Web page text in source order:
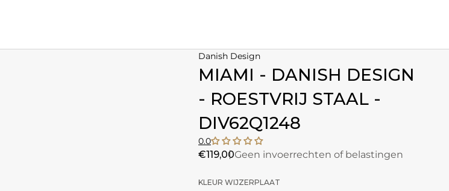
Danish Design
MIAMI - DANISH DESIGN
- ROESTVRIJ STAAL -
DIV62Q1248
0.0
€119,00Geen invoerrechten of belastingen
KLEUR WIJZERPLAAT